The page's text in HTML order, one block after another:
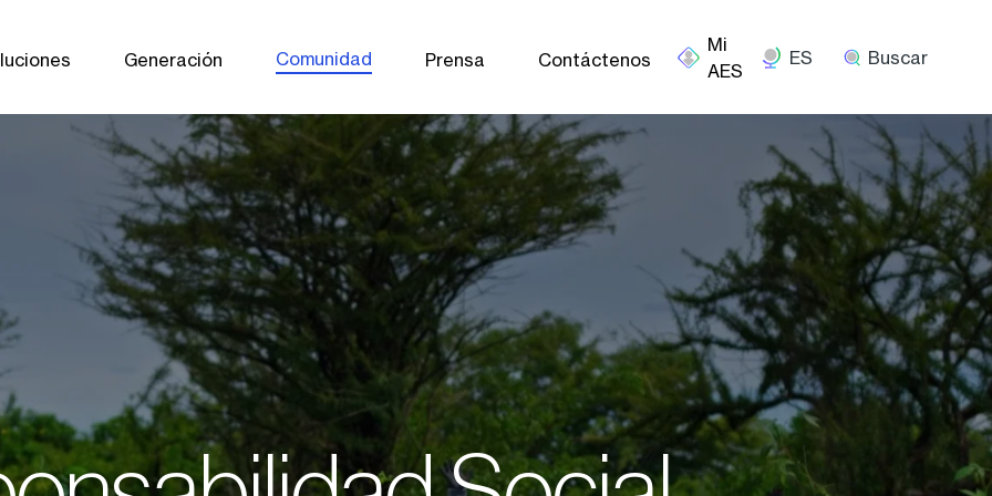
Generación Comunidad Prensa Contáctenos ES Buscar